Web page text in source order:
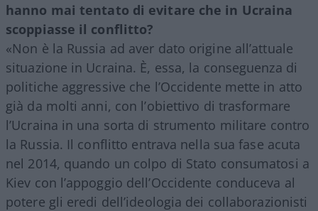
hanno mai tentato di evitare che in Ucraina
scoppiasse il conflitto?
«Non è la Russia ad aver dato origine all’attuale
situazione in Ucraina. È, essa, la conseguenza di
politiche aggressive che l’Occidente mette in atto
già da molti anni, con l’obiettivo di trasformare
l’Ucraina in una sorta di strumento militare contro
la Russia. Il conflitto entrava nella sua fase acuta
nel 2014, quando un colpo di Stato consumatosi a
Kiev con l’appoggio dell’Occidente conduceva al
potere gli eredi dell’ideologia dei collaborazionisti